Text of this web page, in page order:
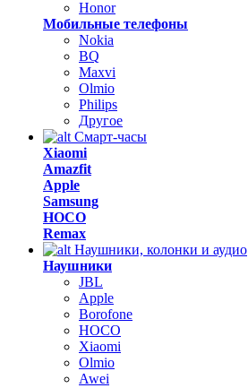
Honor
Мобильные телефоны
Nokia
BQ
Maxvi
Olmio
Philips
Другое
Смарт-часы
Xiaomi
Amazfit
Apple
Samsung
HOCO
Remax
Наушники, колонки и аудио
Наушники
JBL
Apple
Borofone
HOCO
Xiaomi
Olmio
Awei